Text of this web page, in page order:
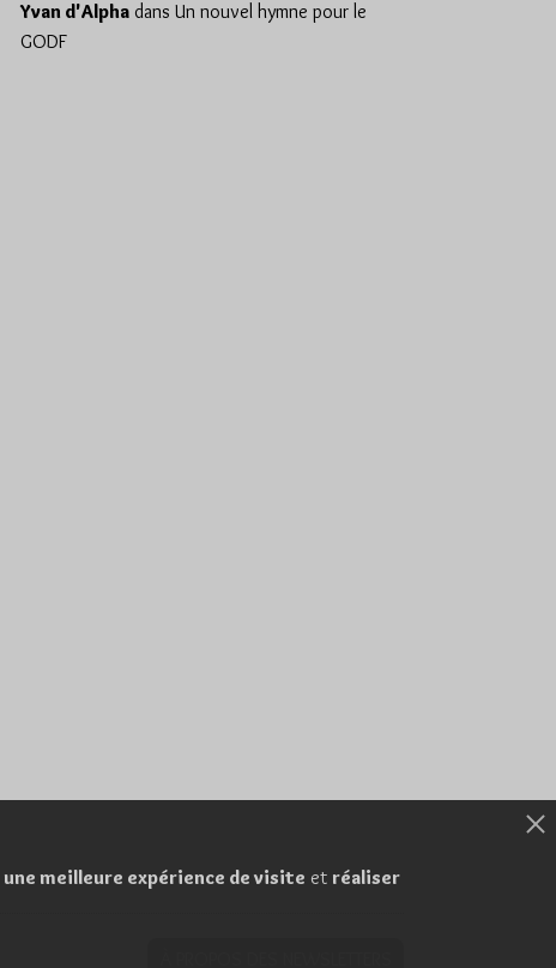
Yvan d'Alpha dans Un nouvel hymne pour le
GODF
une meilleure expérience de visite et réaliser